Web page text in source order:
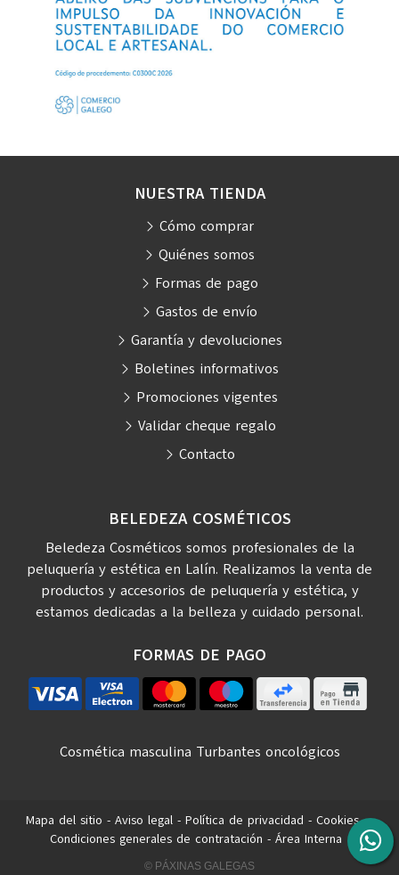
BELEDEZA COSMÉTICOS
Beledeza Cosméticos somos profesionales de la
peluquería y estética en Lalín. Realizamos la venta de
productos y accesorios de peluquería y estética, y
estamos dedicadas a la belleza y cuidado personal.
FORMAS DE PAGO
NUESTRA TIENDA
Cómo comprar
Quiénes somos
Formas de pago
Gastos de envío
Garantía y devoluciones
Boletines informativos
Promociones vigentes
Validar cheque regalo
Contacto
Cosmética masculina Turbantes oncológicos
Mapa del sitio - Aviso legal- Política de privacidad - Cookies-
Condiciones generales de contratación - Área Interna
© PÁXINAS GALEGAS